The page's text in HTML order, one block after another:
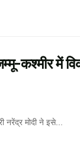
कश्मीर में
मोदी ने इसे...